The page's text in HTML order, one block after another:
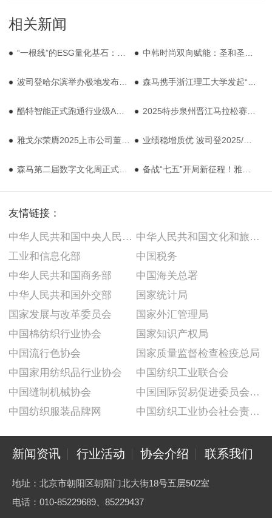
相关新闻
“一根线”的ESG量化基石：为地球减负，从一件衣服的吊牌开始 中韩时尚双向赋能：圣和圣以IP化实践铸就美学新地标
波司登哈尔滨举办极地发布会，极寒系列助力中国南北极考察 森马携手浙江理工大学发起“一日店员”活动，与青年共创新常服理念
酷特智能正式跑通行业级AGI，让中国制造“酷”起来 2025特步泉州晋江马拉松赛鸣枪，特步“跑步生态圈”再升级
雅戈尔荣膺2025上市公司董事会及可持续发展双项最佳实践案例 业绩稳增质优 波司登2025/26上半年财报彰显领军发展韧性
森马第二届数字文化周正式启动 备战“七五”开局新征程！雅戈尔时尚股份2025年第三季度营销大会召开
友情链接：
中华人民共和国中央人民政府
工业和信息化部
中华人民共和国商务部
中华人民共和国外交部
国家发展与改革委员会
中华人民共和国文化和旅游部
中国税务
中国海关总署
国家统计局
国家外汇管理局
中国棉纺织行业协会
中国流行色协会
中国家用纺织品行业协会
中国缝制机械协会
中国纺织服装品牌网
国家知识产权局
国家质量监督检查检疫总局
中国纺织工业联合会
中国国际贸易促进委员会纺织行业分会
中国纺织工业协会社会责任建设推广委员会
新闻资讯 行业活动 协会介绍 联系我们
地址：北京市朝阳区朝阳门北大街18号五层502室
电话：010-85229689、85229437